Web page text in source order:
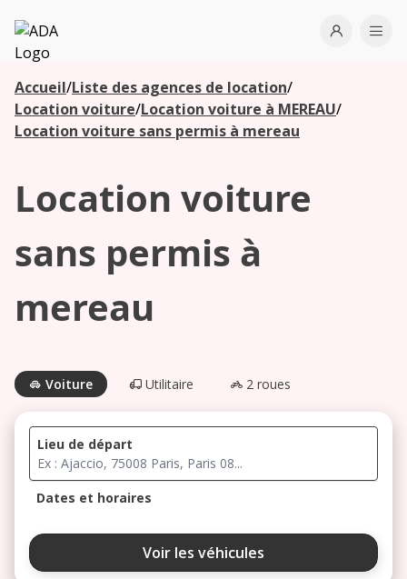
ADA
Open
Accueil/Liste des agences de location/
Location voiture/Location voiture à MEREAU/
Location voiture sans permis à mereau
Location voiture
sans permis à
mereau
Voiture Utilitaire 2 roues
Lieu de départ
Dates et horaires
août 2026
ma me
Voir les véhicules
Les
agences à
proximité
Commencez
recherche
agences à
proximité